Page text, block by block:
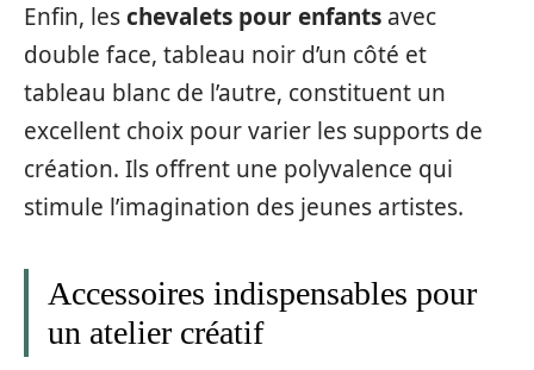
Enfin, leschevalets pour enfants avec
double face, tableau noir d’un côté et
tableau blanc de l’autre, constituent un
excellent choix pour varier les supports de
création. Ils offrent une polyvalence qui
stimule l’imagination des jeunes artistes.
Accessoires indispensables pour
un atelier créatif